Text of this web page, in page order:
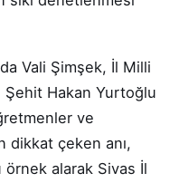
Vali Şimşek, İl Milli
Hakan Yurtoğlu
ve
dikkat çeken anı,
alarak Sivas İl